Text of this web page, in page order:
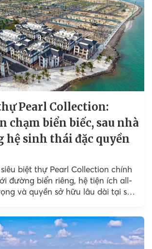
Pearl Collection:
chạm biển biếc, sau nhà
hệ sinh thái đặc quyền
biệt thự Pearl Collection chính
đường biển riêng, hệ tiện ích all-
và quyền sở hữu lâu dài tại số 9